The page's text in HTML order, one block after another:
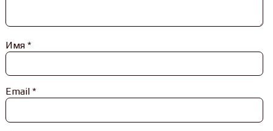
Имя *
Email *